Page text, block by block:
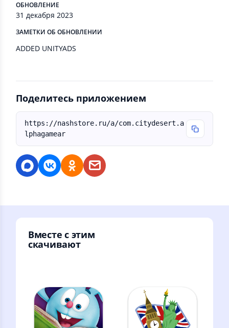
ОБНОВЛЕНИЕ
31 декабря 2023
ЗАМЕТКИ ОБ ОБНОВЛЕНИИ
ADDED UNITYADS
Поделитесь приложением
https://nashstore.ru/a/com.citydesert.a
lphagamear
Вместе с этим
скачивают